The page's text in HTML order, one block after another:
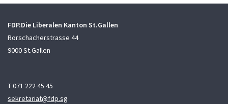
FDP.Die Liberalen Kanton St.Gallen
Rorschacherstrasse 44
9000 St.Gallen
T 071 222 45 45
sekretariat@fdp.sg